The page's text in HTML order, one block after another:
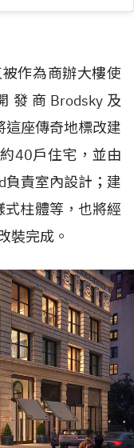
作為商辦大樓使
發商 Brodsky及
座傳奇地標改建
40戶住宅，並由
負責室內設計；建
柱體等，也將經
裝完成。